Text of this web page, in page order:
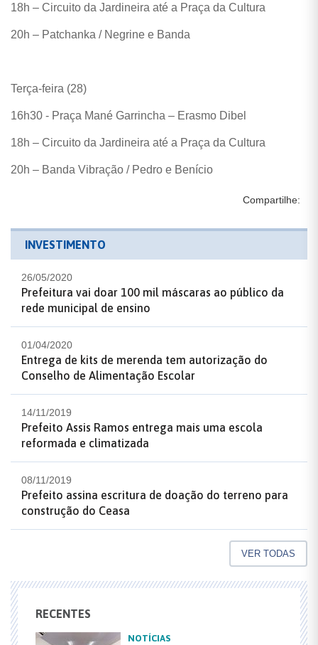
18h – Circuito da Jardineira até a Praça da Cultura
20h – Patchanka / Negrine e Banda
Terça-feira (28)
16h30 - Praça Mané Garrincha – Erasmo Dibel
18h – Circuito da Jardineira até a Praça da Cultura
20h – Banda Vibração / Pedro e Benício
Compartilhe:
INVESTIMENTO
26/05/2020
Prefeitura vai doar 100 mil máscaras ao público da
rede municipal de ensino
01/04/2020
Entrega de kits de merenda tem autorização do
Conselho de Alimentação Escolar
14/11/2019
Prefeito Assis Ramos entrega mais uma escola
reformada e climatizada
08/11/2019
Prefeito assina escritura de doação do terreno para
construção do Ceasa
VER TODAS
RECENTES
NOTÍCIAS